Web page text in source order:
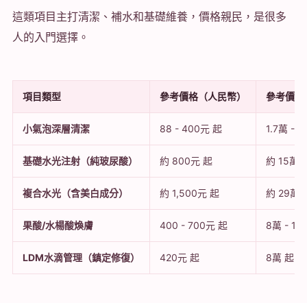
這類項目主打清潔、補水和基礎維養，價格親民，是很多
人的入門選擇。
項目類型 參考價格（人民幣） 參考價格
小氣泡深層清潔 88 - 400元 起 1.7萬 -
基礎水光注射（純玻尿酸） 約 800元 起 約 15萬
複合水光（含美白成分） 約 1,500元 起 約 29萬
果酸/水楊酸煥膚 400 - 700元 起 8萬 - 15
LDM水滴管理（鎮定修復） 420元 起 8萬 起